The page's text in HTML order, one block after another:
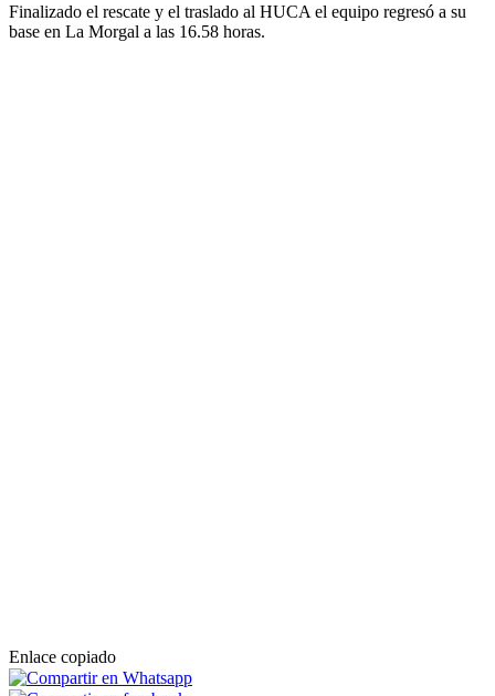
Finalizado el rescate y el traslado al HUCA el equipo regresó a su
base en La Morgal a las 16.58 horas.
Enlace copiado